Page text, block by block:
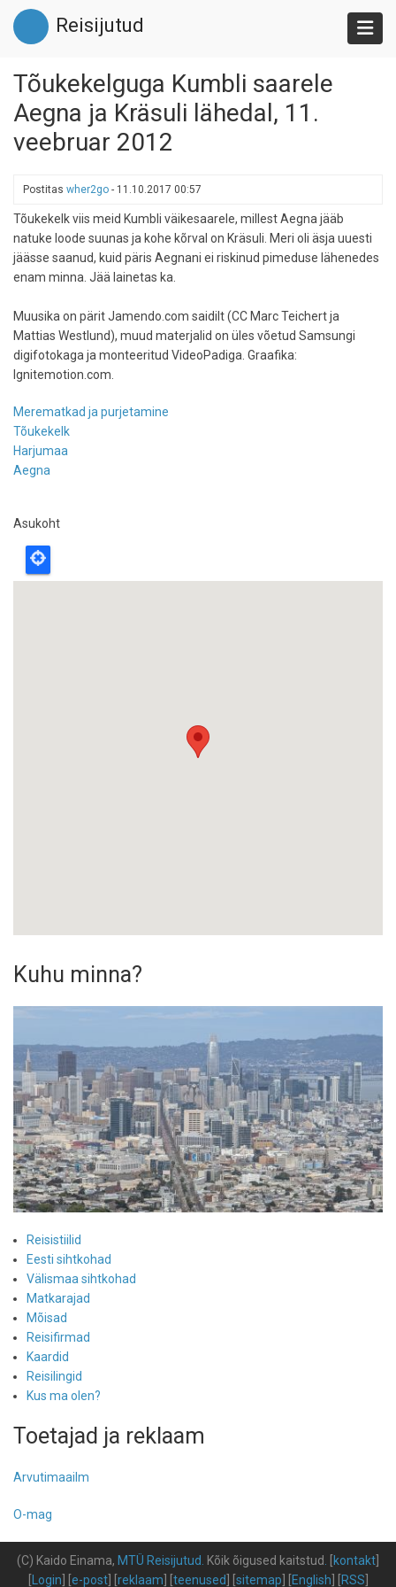
Liigu
edasi
põhisisu
Reisijutud
Tõukekelguga Kumbli saarele
Aegna ja Kräsuli lähedal, 11.
veebruar 2012
Postitas wher2go - 11.10.2017 00:57
Tõukekelk viis meid Kumbli väikesaarele, millest Aegna jääb
natuke loode suunas ja kohe kõrval on Kräsuli. Meri oli äsja uuesti
jäässe saanud, kuid päris Aegnani ei riskinud pimeduse lähenedes
enam minna. Jää lainetas ka.
Muusika on pärit Jamendo.com saidilt (CC Marc Teichert ja
Mattias Westlund), muud materjalid on üles võetud Samsungi
digifotokaga ja monteeritud VideoPadiga. Graafika:
Ignitemotion.com.
Merematkad ja purjetamine
Tõukekelk
Harjumaa
Aegna
Asukoht
Kuhu minna?
Reisistiilid
Eesti sihtkohad
Välismaa sihtkohad
Matkarajad
Mõisad
Reisifirmad
Kaardid
Reisilingid
Kus ma olen?
Toetajad ja reklaam
Arvutimaailm
O-mag
(C) Kaido Einama, MTÜ Reisijutud Kõik õigused kaitstud kontakt
Login e-post] [ reklaam teenused sitemap English RSS